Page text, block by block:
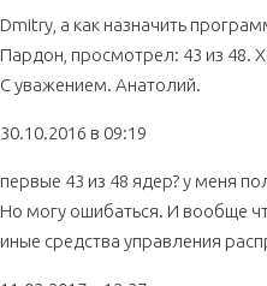
Dmitry, а как назначить
Пардон, просмотрел: 43 из 48.
С уважением. Анатолий.
30.10.2016 в 09:19
первые 43 из 48 ядер? у меня
Но могу ошибаться. И вообще
иные средства управления